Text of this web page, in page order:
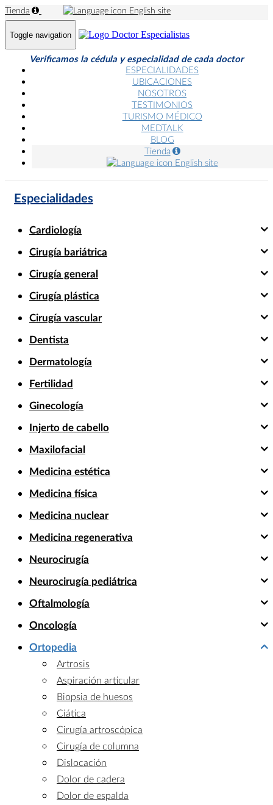
Tienda English site
Toggle navigation
Verificamos la cédula y especialidad de cada doctor
ESPECIALIDADES
UBICACIONES
NOSOTROS
TESTIMONIOS
TURISMO MÉDICO
MEDTALK
BLOG
Tienda
English site
Especialidades
Cardiología
Cirugía bariátrica
Cirugía general
Cirugía plástica
Cirugía vascular
Dentista
Dermatología
Fertilidad
Ginecología
Injerto de cabello
Maxilofacial
Medicina estética
Medicina física
Medicina nuclear
Medicina regenerativa
Neurocirugía
Neurocirugía pediátrica
Oftalmología
Oncología
Ortopedia
Artrosis
Aspiración articular
Biopsia de huesos
Ciática
Cirugía artroscópica
Cirugía de columna
Dislocación
Dolor de cadera
Dolor de espalda